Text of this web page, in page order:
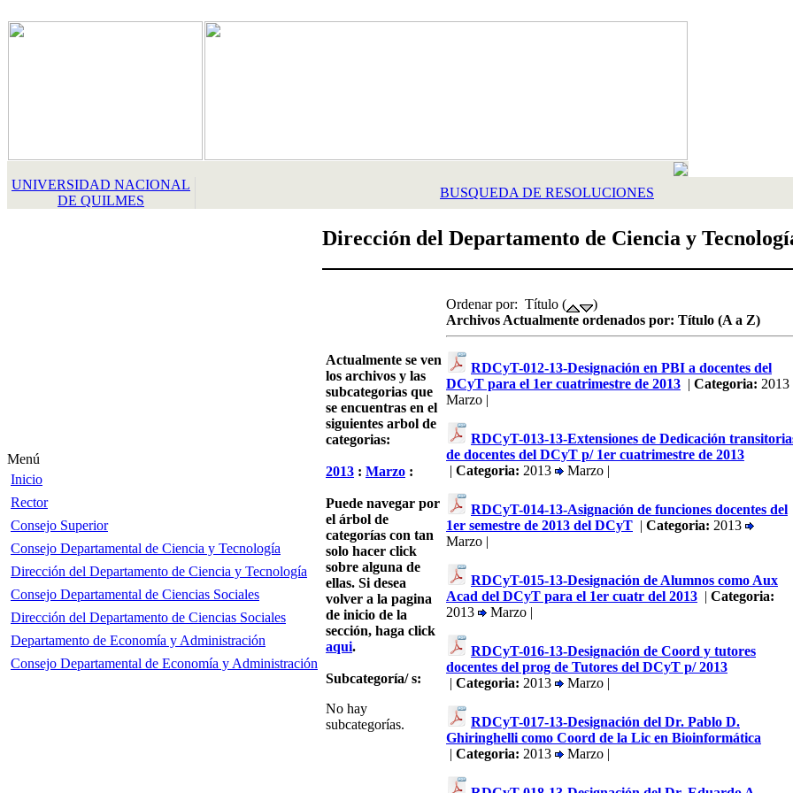
UNIVERSIDAD NACIONAL
DE QUILMES
BUSQUEDA DE RESOLUCIONES
Menú
Inicio
Rector
Consejo Superior
Consejo Departamental de Ciencia y Tecnología
Dirección del Departamento de Ciencia y Tecnología
Consejo Departamental de Ciencias Sociales
Dirección del Departamento de Ciencias Sociales
Departamento de Economía y Administración
Consejo Departamental de Economía y Administración
Dirección del Departamento de Ciencia y
Actualmente se ven
los archivos y las
subcategorias que
se encuentras en el
siguientes arbol de
categorias:
2013 : Marzo :
Puede navegar por
el árbol de
categorías con tan
solo hacer click
sobre alguna de
ellas. Si desea
volver a la pagina
de inicio de la
sección, haga click
aqui.
Subcategoría/ s:
No hay
subcategorías.
Ordenar por: Título (
)
Archivos Actualmente ordenados por: Título (A a Z)
RDCyT-012-13-Designación en PBI a docentes del
DCyT para el 1er cuatrimestre de 2013 | Categoria: 2013
Marzo |
RDCyT-013-13-Extensiones de Dedicación
de docentes del DCyT p/ 1er cuatrimestre de 2013
| Categoria: 2013 Marzo |
RDCyT-014-13-Asignación de funciones docentes del
1er semestre de 2013 del DCyT | Categoria: 2013
Marzo |
RDCyT-015-13-Designación de Alumnos como Aux
Acad del DCyT para el 1er cuatr del 2013 | Categoria:
2013
Marzo |
RDCyT-016-13-Designación de Coord y tutores
docentes del prog de Tutores del DCyT p/ 2013
| Categoria: 2013 Marzo |
RDCyT-017-13-Designación del Dr. Pablo D.
Ghiringhelli como Coord de la Lic en Bioinformática
| Categoria: 2013 Marzo |